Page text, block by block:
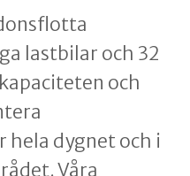
lastbilar och 32
och
dygnet och i
Våra